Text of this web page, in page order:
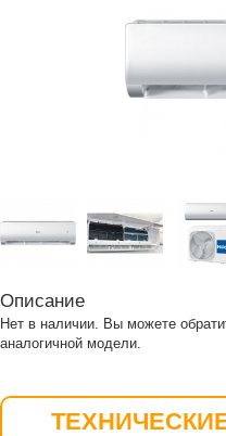
Описание
Нет в наличии. Вы можете
аналогичной модели.